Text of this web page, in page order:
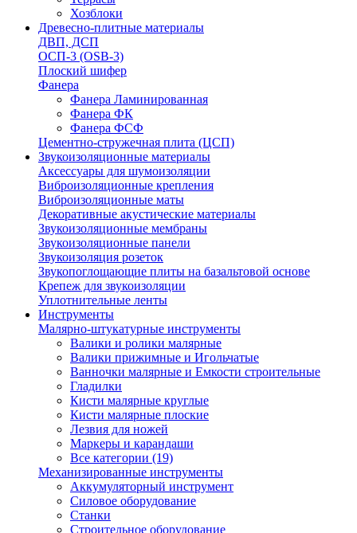
Хозблоки
Древесно-плитные материалы
ДВП, ДСП
ОСП-3 (OSB-3)
Плоский шифер
Фанера
Фанера Ламинированная
Фанера ФК
Фанера ФСФ
Цементно-стружечная плита (ЦСП)
Звукоизоляционные материалы
Аксессуары для шумоизоляции
Виброизоляционные крепления
Виброизоляционные маты
Декоративные акустические материалы
Звукоизоляционные мембраны
Звукоизоляционные панели
Звукоизоляция розеток
Звукопоглощающие плиты на базальтовой основе
Крепеж для звукоизоляции
Уплотнительные ленты
Инструменты
Малярно-штукатурные инструменты
Валики и ролики малярные
Валики прижимные и Игольчатые
Ванночки малярные и Емкости строительные
Гладилки
Кисти малярные круглые
Кисти малярные плоские
Лезвия для ножей
Маркеры и карандаши
Все категории (19)
Механизированные инструменты
Аккумуляторный инструмент
Силовое оборудование
Станки
Строительное оборудование